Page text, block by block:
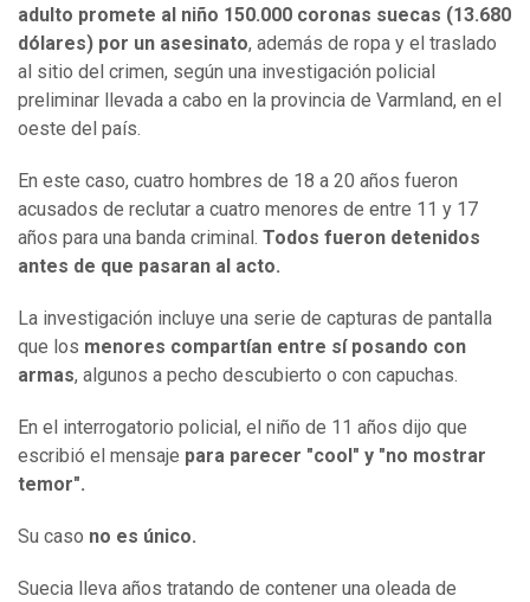
adulto promete al niño 150.000 coronas suecas (13.680
dólares) por un asesinato, además de ropa y el traslado
al sitio del crimen, según una investigación policial
preliminar llevada a cabo en la provincia de Varmland, en el
oeste del país.
En este caso, cuatro hombres de 18 a 20 años fueron
acusados de reclutar a cuatro menores de entre 11 y 17
años para una banda criminal. Todos fueron detenidos
antes de que pasaran al acto.
La investigación incluye una serie de capturas de pantalla
que los menores compartían entre sí posando con
armas, algunos a pecho descubierto o con capuchas.
En el interrogatorio policial, el niño de 11 años dijo que
escribió el mensaje para parecer "cool" y "no mostrar
temor".
Su caso no es único.
Suecia lleva años tratando de contener una oleada de